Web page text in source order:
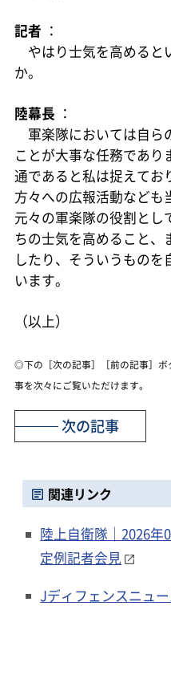
記者 ：
やはり士気を高めると
か。
陸幕長 ：
軍楽隊においては自ら
ことが大事な任務であ
通であると私は捉えてお
方々への広報活動なども
元々の軍楽隊の役割とし
ちの士気を高めること、
したり、そういうもの
います。
（以上）
◎下の［次の記事］［前の記事］
事を次々にご覧いただけます。
次の記事
関連リンク
陸上自衛隊｜2026年
定例記者会見
Jディフェンスニュ